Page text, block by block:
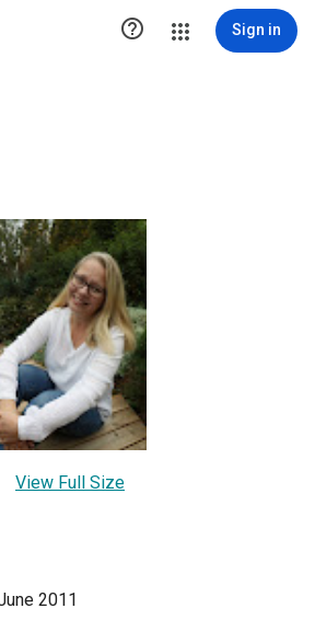
 Sign in
View Full Size
2011